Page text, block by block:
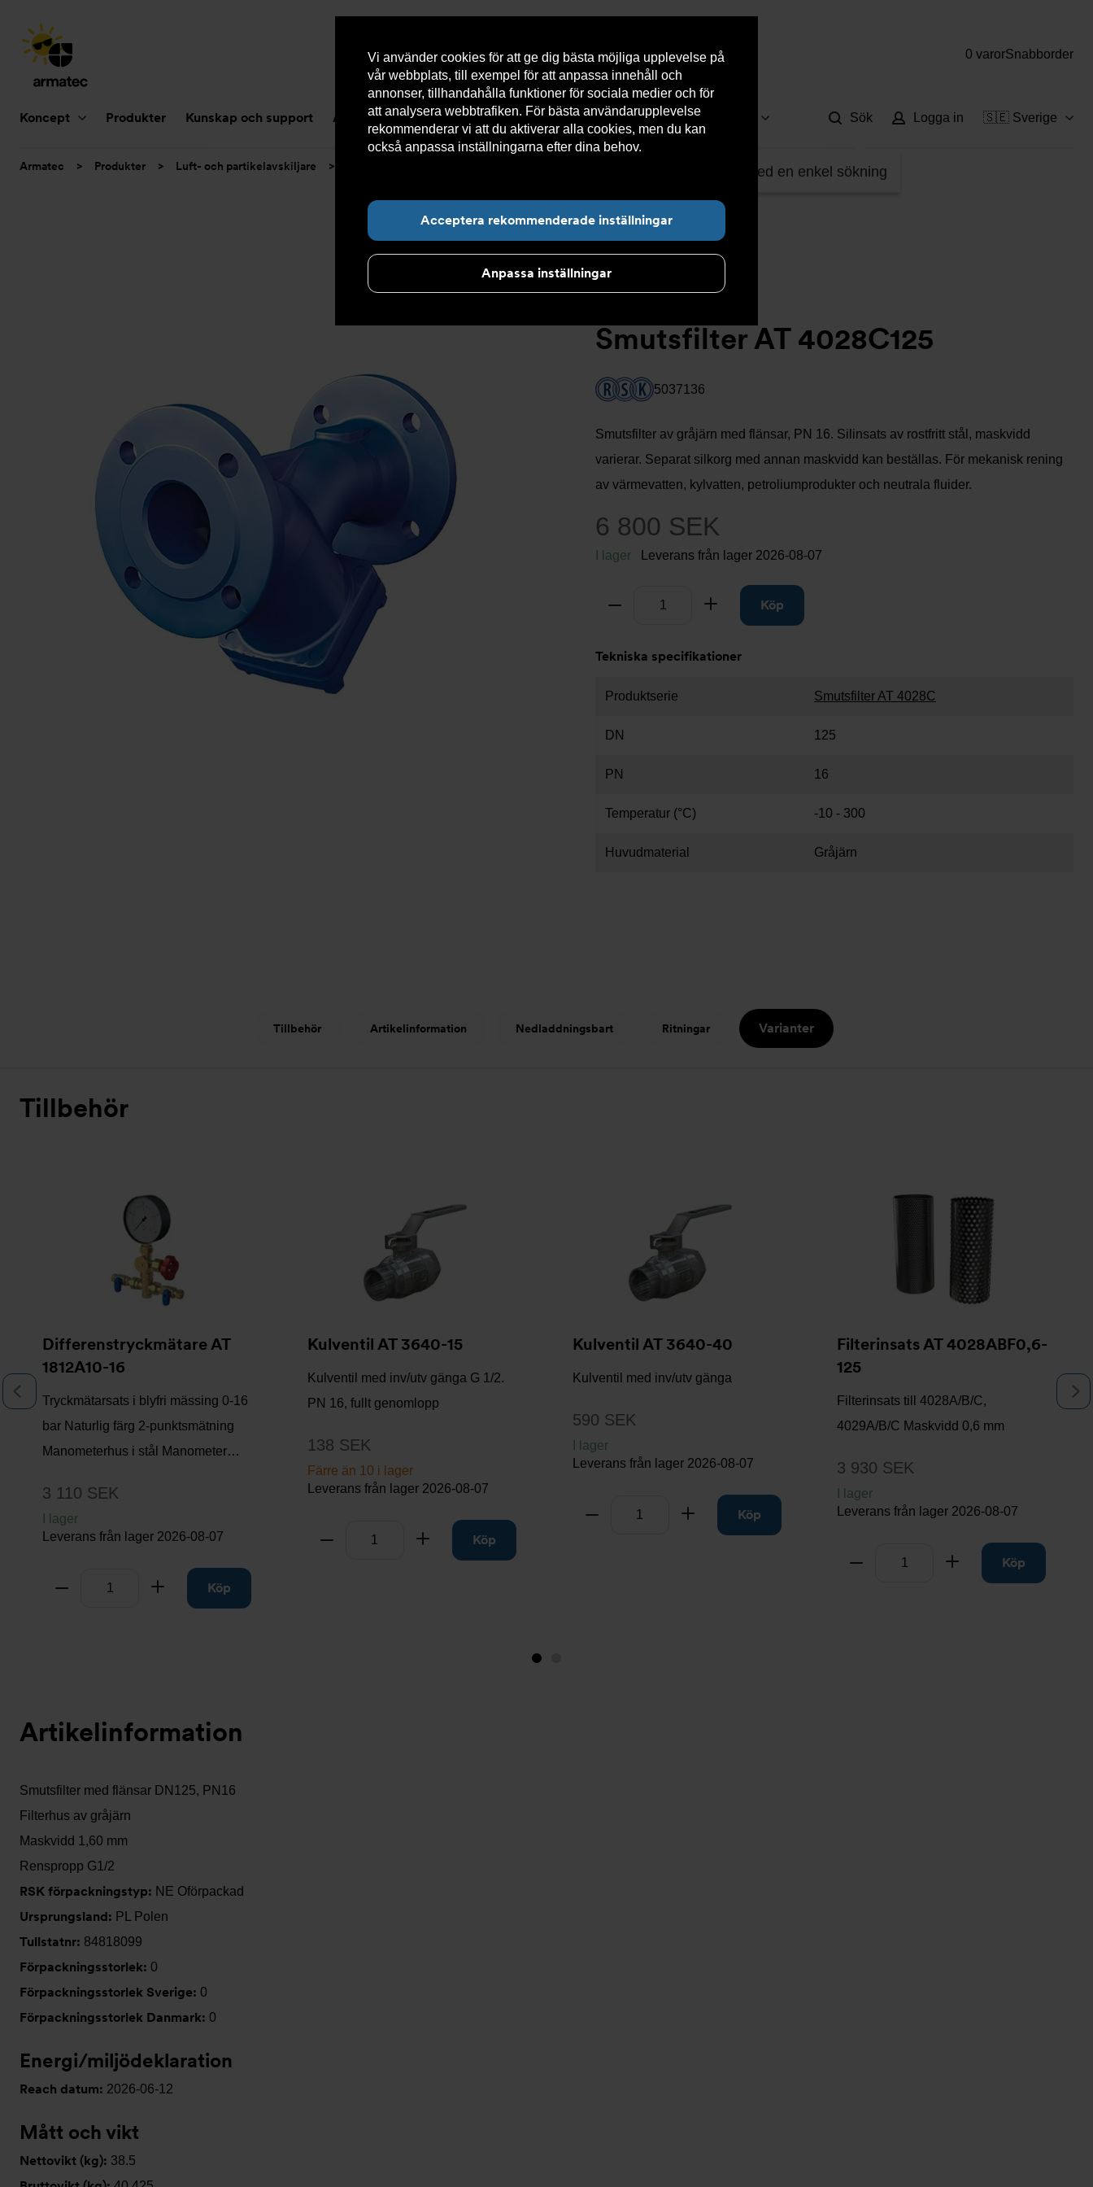
Vi använder cookies för att ge dig bästa möjliga upplevelse på
vår webbplats, till exempel för att anpassa innehåll och
annonser, tillhandahålla funktioner för sociala medier och för
att analysera webbtrafiken. För bästa användarupplevelse
rekommenderar vi att du aktiverar alla cookies, men du kan
också anpassa inställningarna efter dina behov.
Acceptera rekommenderade inställningar
Anpassa inställningar
0 varorSnabborder
Koncept Produkter Kunskap och support Aktuellt Om Armatec Hållbarhet Kontakta oss Kundservice
Hitta det du letar efter med en enkel sökning
Sök Logga in 🇸🇪 Sverige
Du
Armatec > Produkter > Luft- och partikelavskiljare > Smutsfilter AT 4028C125
Smutsfilter AT 4028C125
5037136
Smutsfilter av gråjärn med flänsar, PN 16. Silinsats av rostfritt stål, maskvidd
varierar. Separat silkorg med annan maskvidd kan beställas. För mekanisk rening
av värmevatten, kylvatten, petroliumprodukter och neutrala fluider.
6 800 SEK
I lager Leverans från lager 2026-08-07
Ta bort Lägg tillKöp
Tekniska specifikationer
Produktserie Smutsfilter AT 4028C
DN 125
PN 16
Temperatur (°C) -10 - 300
Huvudmaterial Gråjärn
Tillbehör Artikelinformation Nedladdningsbart Ritningar Varianter
Tillbehör
Differenstryckmätare AT
1812A10-16
Tryckmätarsats i blyfri mässing 0-16
bar Naturlig färg 2-punktsmätning
Manometerhus i stål Manometer…
3 110 SEK
I lager
Leverans från lager 2026-08-07
Ta bort Lägg tillKöp
Kulventil AT 3640-15
Kulventil med inv/utv gänga G 1/2.
PN 16, fullt genomlopp
138 SEK
Färre än 10 i lager
Leverans från lager 2026-08-07
Ta bort Lägg tillKöp
Kulventil AT 3640-40
Kulventil med inv/utv gänga
590 SEK
I lager
Leverans från lager 2026-08-07
Ta bort Lägg tillKöp
Filterinsats AT 4028ABF0,6-
125
Filterinsats till 4028A/B/C,
4029A/B/C Maskvidd 0,6 mm
3 930 SEK
I lager
Leverans från lager 2026-08-07
Ta bort Lägg tillKöp
Bild
Artikelinformation
Smutsfilter med flänsar DN125, PN16
Filterhus av gråjärn
Maskvidd 1,60 mm
Renspropp G1/2
RSK förpackningstyp: NE Oförpackad
Ursprungsland: PL Polen
Tullstatnr: 84818099
Förpackningsstorlek: 0
Förpackningsstorlek Sverige: 0
Förpackningsstorlek Danmark: 0
Energi/miljödeklaration
Reach datum: 2026-06-12
Mått och vikt
Nettovikt (kg): 38.5